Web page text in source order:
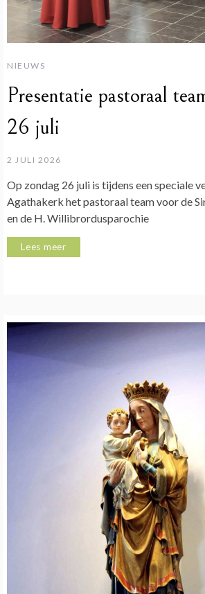
NIEUWS
Presentatie pastoraal
26 juli
2 JULI 2026
Op zondag 26 juli is tijdens een speciale
Agathakerk het pastoraal team voor de
en de H. Willibrordusparochie
Lees meer